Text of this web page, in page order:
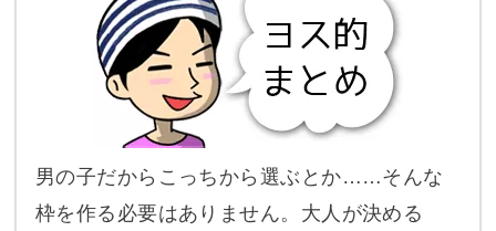
男の子だからこっちから選ぶとか……そんな
枠を作る必要はありません。大人が決める